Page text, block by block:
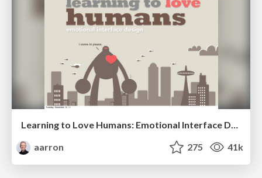
Learning to Love Humans: Emotional Interface Design
aarron
275 41k